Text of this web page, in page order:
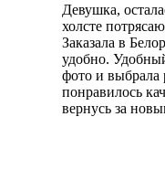
Девушка,
холсте
Заказала в
удобно.
фото и выбрала
понравилось
вернусь за